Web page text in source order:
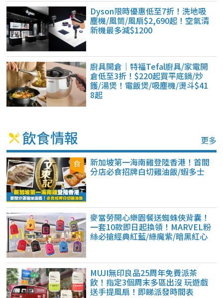
Dyson限時優惠低至7折！洗地吸
塵機/風筒/風扇$2,690起！空氣清
新機最多減$1200
廚具開倉｜特福Tefal廚具/家電開
倉低至3折！$220起買平底鍋/炒
鑊/湯煲！電飯煲/吸塵機/燙斗$41
8起
飲食情報
更多
新加坡第一海南雞登陸香港！首間
分店必食招牌白切雞油飯/蝦多士
麥當勞開心樂園餐送蜘蛛俠背囊！
一套10款即日起換領！MARVEL粉
絲必搶經典紅藍/綠魔紫/暗黑紅心
MUJI無印良品25周年免費派茶
飲！指定3個周末多區出沒 玩遊戲
送手提風扇！即睇派發時間表